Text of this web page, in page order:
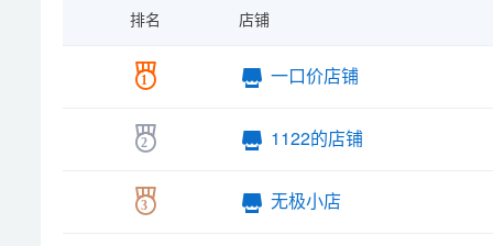
排名 店铺
1 一口价店铺
2 1122的店铺
3 无极小店